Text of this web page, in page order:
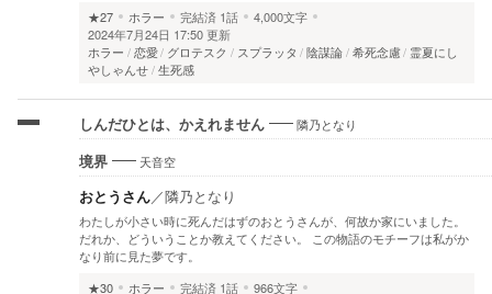
★27
ホラー 完結済 1話
4,000文字
2024年7月24日 17:50 更新
ホラー
恋愛 グロテスク スプラッタ 陰謀論 希死念慮 霊夏にし
やしゃんせ 生死感
しんだひとは、かえれません 隣乃となり
境界 天音空
おとうさん／隣乃となり
わたしが小さい時に死んだはずのおとうさんが、何故か家にいました。
だれか、どういうことか教えてください。 この物語のモチーフは私がか
なり前に見た夢です。
★30
ホラー 完結済 1話
966文字